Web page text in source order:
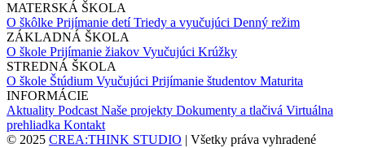
MATERSKÁ ŠKOLA
O škôlke Prijímanie detíTriedy a vyučujúci Denný režim
ZÁKLADNÁ ŠKOLA
O škole Prijímanie žiakov Vyučujúci Krúžky
STREDNÁ ŠKOLA
O škole Štúdium Vyučujúci Prijímanie študentov Maturita
INFORMÁCIE
Aktuality Podcast Naše projekty Dokumenty a tlačivá Virtuálna
prehliadka Kontakt
© 2025 CREA:THINK STUDIO | Všetky práva vyhradené